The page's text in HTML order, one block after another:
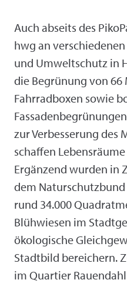
Auch abseits des
hwg an
und Umweltschutz in
die Begrünung von 66
Fahrradboxen sowie
zur Verbesserung des
schaffen
Ergänzend wurden in
dem Naturschutzbund
rund 34.000
Blühwiesen im
ökologische
Stadtbild bereichern.
im Quartier